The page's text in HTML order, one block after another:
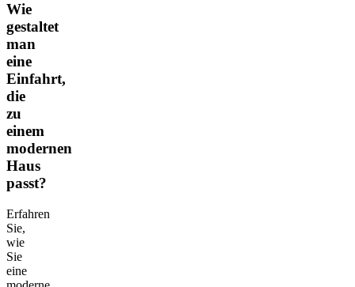
Wie
gestaltet
man
eine
Einfahrt,
die
zu
einem
modernen
Haus
passt?
Erfahren
Sie,
wie
Sie
eine